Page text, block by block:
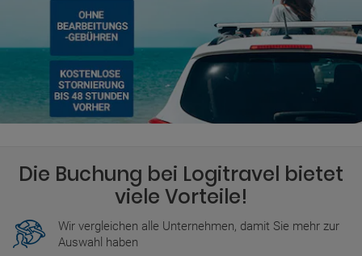
Die Buchung bei Logitravel bietet
viele Vorteile!
Wir vergleichen alle Unternehmen, damit Sie mehr zur
Auswahl haben